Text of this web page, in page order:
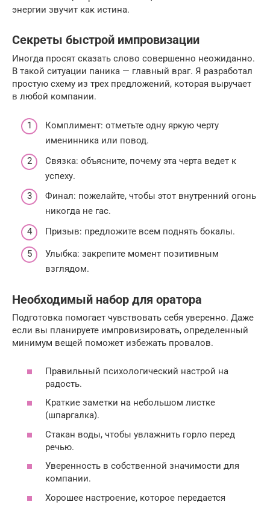
энергии звучит как истина.
Секреты быстрой импровизации
Иногда просят сказать слово совершенно неожиданно.
В такой ситуации паника — главный враг. Я разработал
простую схему из трех предложений, которая выручает
в любой компании.
Комплимент: отметьте одну яркую черту
именинника или повод.
Связка: объясните, почему эта черта ведет к
успеху.
Финал: пожелайте, чтобы этот внутренний огонь
никогда не гас.
Призыв: предложите всем поднять бокалы.
Улыбка: закрепите момент позитивным
взглядом.
Необходимый набор для оратора
Подготовка помогает чувствовать себя уверенно. Даже
если вы планируете импровизировать, определенный
минимум вещей поможет избежать провалов.
Правильный психологический настрой на
радость.
Краткие заметки на небольшом листке
(шпаргалка).
Стакан воды, чтобы увлажнить горло перед
речью.
Уверенность в собственной значимости для
компании.
Хорошее настроение, которое передается